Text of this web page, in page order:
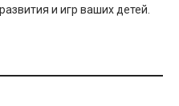
и игр ваших детей.